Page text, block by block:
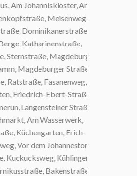
Johanniskloster, Am
Meisenweg,
Dominikanerstraße,
Katharinenstraße,
Magdeburger
Magdeburger Straße,
Fasanenweg,
Ebert-Straße,
Langensteiner Straße,
Am Wasserwerk,
Erich-
dem Johannestor,
Kühlinger
Bakenstraße,